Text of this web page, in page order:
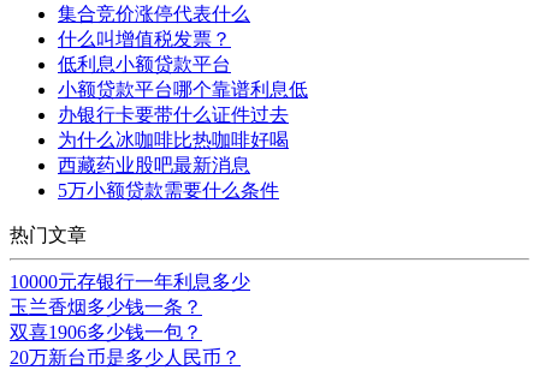
集合竞价涨停代表什么
什么叫增值税发票？
低利息小额贷款平台
小额贷款平台哪个靠谱利息低
办银行卡要带什么证件过去
为什么冰咖啡比热咖啡好喝
西藏药业股吧最新消息
5万小额贷款需要什么条件
热门文章
10000元存银行一年利息多少
玉兰香烟多少钱一条？
双喜1906多少钱一包？
20万新台币是多少人民币？